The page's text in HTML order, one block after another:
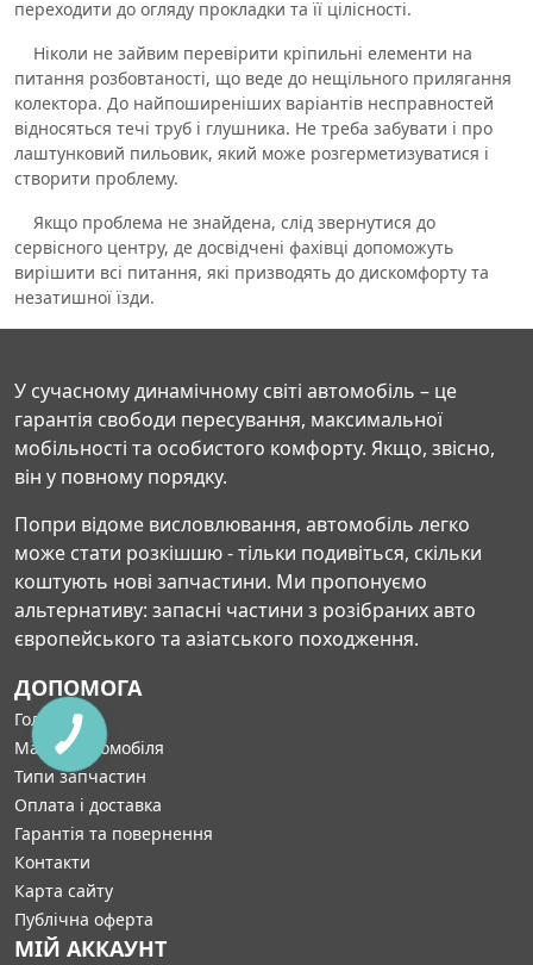
переходити до огляду прокладки та її цілісності.
Ніколи не зайвим перевірити кріпильні елементи на
питання розбовтаності, що веде до нещільного прилягання
колектора. До найпоширеніших варіантів несправностей
відносяться течі труб і глушника. Не треба забувати і про
лаштунковий пильовик, який може розгерметизуватися і
створити проблему.
Якщо проблема не знайдена, слід звернутися до
сервісного центру, де досвідчені фахівці допоможуть
вирішити всі питання, які призводять до дискомфорту та
незатишної їзди.
У сучасному динамічному світі автомобіль – це
гарантія свободи пересування, максимальної
мобільності та особистого комфорту. Якщо, звісно,
він у повному порядку.
Попри відоме висловлювання, автомобіль легко
може стати розкішшю - тільки подивіться, скільки
коштують нові запчастини. Ми пропонуємо
альтернативу: запасні частини з розібраних авто
європейського та азіатського походження.
ДОПОМОГА
Головна
Марка автомобіля
Типи запчастин
Оплата і доставка
Гарантія та повернення
Контакти
Карта сайту
Публічна оферта
МІЙ АККАУНТ